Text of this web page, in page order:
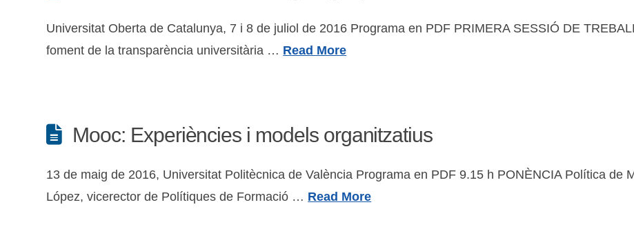
Universitat Oberta de Catalunya, 7 i 8 de juliol de 2016 Programa en PDF PRIMERA SESSIÓ DE
foment de la transparència universitària … Read More
Mooc: Experiències i models organitzatius
13 de maig de 2016, Universitat Politècnica de València Programa en PDF 9.15 h PONÈNCIA Política de
López, vicerector de Polítiques de Formació … Read More